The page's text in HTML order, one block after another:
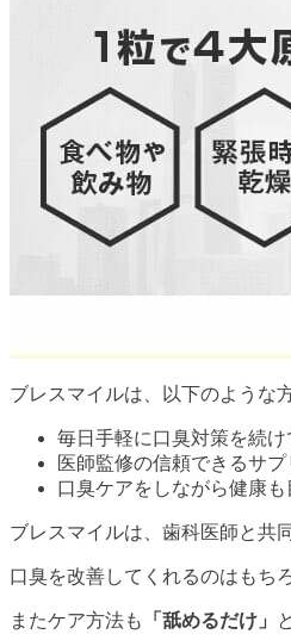
ブレスマイルは、以下のような
毎日手軽に口臭対策を続け
医師監修の信頼できるサプ
口臭ケアをしながら健康
ブレスマイルは、歯科医師と共
口臭を改善してくれるのはもち
またケア方法も 「舐めるだけ」